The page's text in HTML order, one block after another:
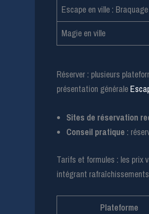
Escape en ville : Braquage
Magie en ville
Réserver : plusieurs
présentation générale
Sites de réservation
Conseil pratique :
Tarifs et formules : les prix
intégrant
Plateforme